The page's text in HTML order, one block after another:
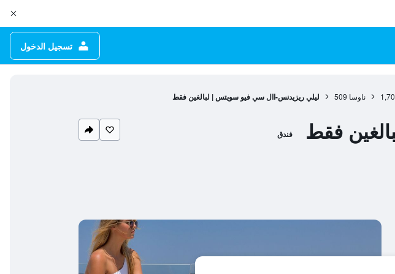
تسجيل الدخول
ناوسا 509 ليلي ريزيدنس-اال سي فيو سويتس | لبالغين فقط
فقط فندق